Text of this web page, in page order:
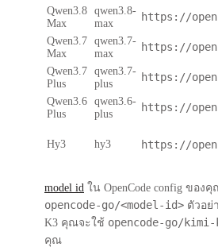
Qwen3.8
Max
qwen3.8-
max
https://
Qwen3.7
Max
qwen3.7-
max
https://
Qwen3.7
Plus
qwen3.7-
plus
https://
Qwen3.6
Plus
qwen3.6-
plus
https://
Hy3 hy3 https://
model id ใน OpenCode config ของ
opencode-go/<model-id> ตัวอย่
K3 คุณจะใช้ opencode-go/kimi-
คุณ